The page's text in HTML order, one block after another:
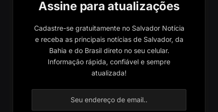
Assine para atualizações
Cadastre-se gratuitamente no Salvador Notícia
e receba as principais notícias de Salvador, da
Bahia e do Brasil direto no seu celular.
Informação rápida, confiável e sempre
atualizada!